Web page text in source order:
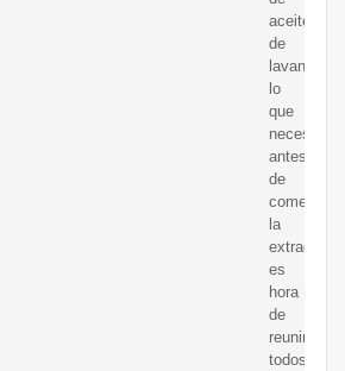
aceite
de
lavanda
lo
que
necesita:
antes
de
comenzar
la
extracción,
es
hora
de
reunir
todos